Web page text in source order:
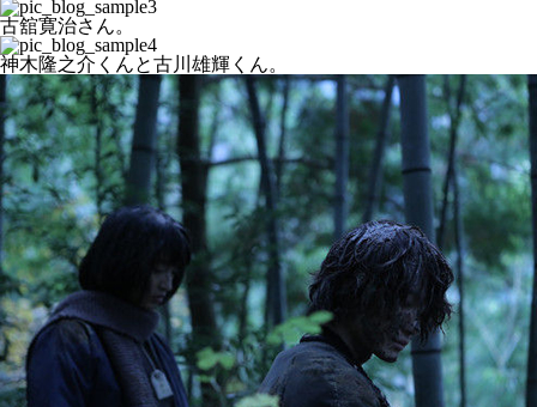
古舘寛治さん。
神木隆之介くんと古川雄輝くん。